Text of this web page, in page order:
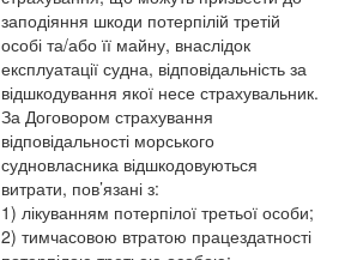
заподіяння шкоди потерпілій третій
особі та/або її майну, внаслідок
експлуатації судна, відповідальність за
відшкодування якої несе страхувальник.
За Договором страхування
відповідальності морського
судновласника відшкодовуються
витрати, пов’язані з:
1) лікуванням потерпілої третьої особи;
2) тимчасовою втратою працездатності